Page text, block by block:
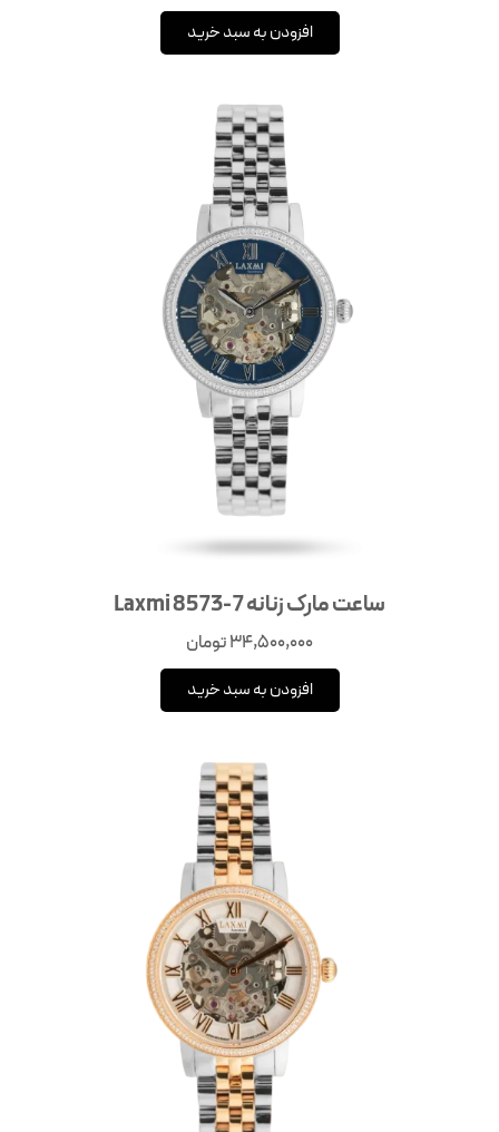
افزودن به سبد خرید
ساعت مارک زنانه 7-8573 Laxmi
34,500,000تومان
افزودن به سبد خرید